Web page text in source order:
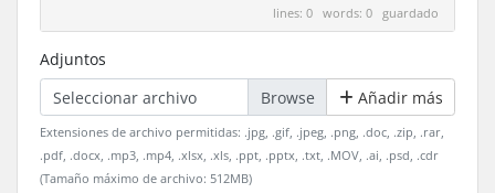
lines: 0 words: 0 guardado
Adjuntos
Seleccionar archivo
Añadir más
Extensiones de archivo permitidas: .jpg, .gif, .jpeg, .png, .doc, .zip, .rar,
.pdf, .docx, .mp3, .mp4, .xlsx, .xls, .ppt, .pptx, .txt, .MOV, .ai, .psd, .cdr
(Tamaño máximo de archivo: 512MB)